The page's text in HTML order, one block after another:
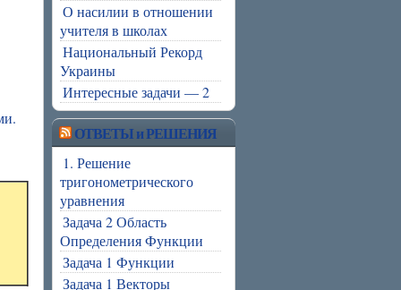
О насилии в отношении
учителя в школах
Национальный Рекорд
Украины
Интересные задачи — 2
ОТВЕТЫ и РЕШЕНИЯ
1. Решение
тригонометрического
уравнения
Задача 2 Область
Определения Функции
Задача 1 Функции
Задача 1 Векторы